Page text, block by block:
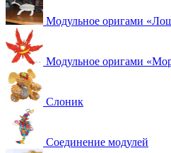
Модульное оригами
Модульное оригами
Слоник
Соединение модулей